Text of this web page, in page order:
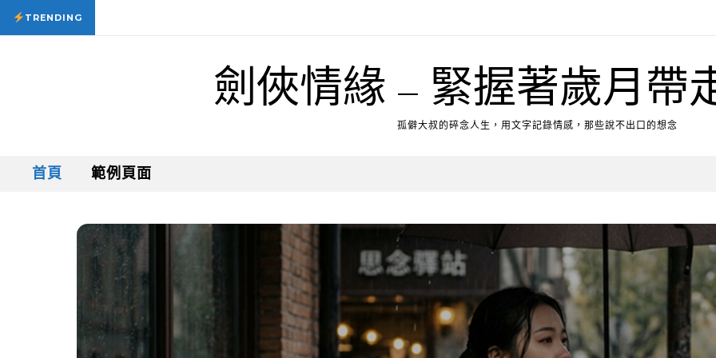
Skip to content
TRENDING22 7 月, 2026
劍俠情緣 – 緊握著歲月帶
孤僻大叔的碎念人生，用文字記錄情感，那些說不出口的想念
首頁 範例頁面